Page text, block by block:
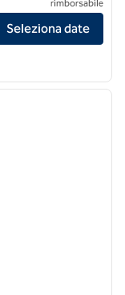
Hotel Dallas -
rimborsabile
Seleziona date